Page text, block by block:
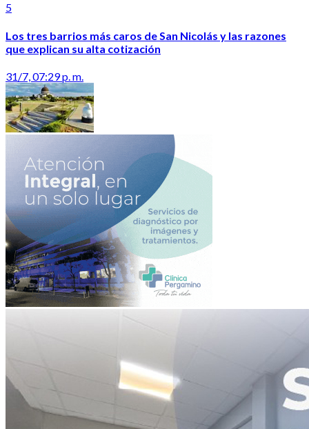
5
Los tres barrios más caros de San Nicolás y las razones
que explican su alta cotización
31/7, 07:29 p. m.